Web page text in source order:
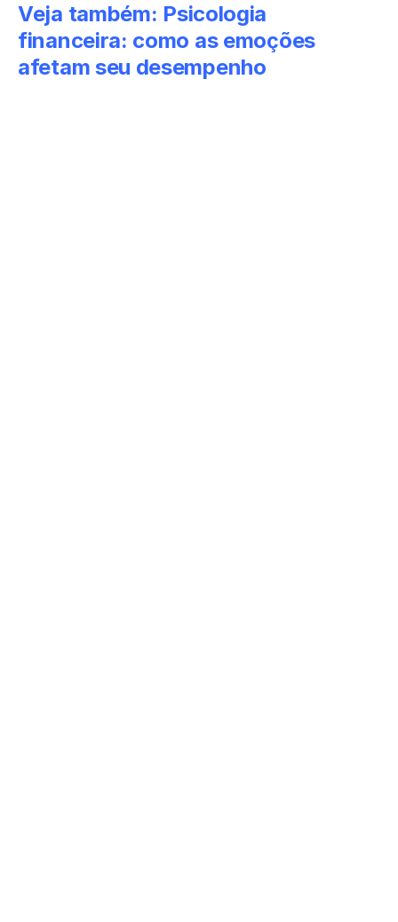
Veja também: Psicologia
financeira: como as emoções
afetam seu desempenho